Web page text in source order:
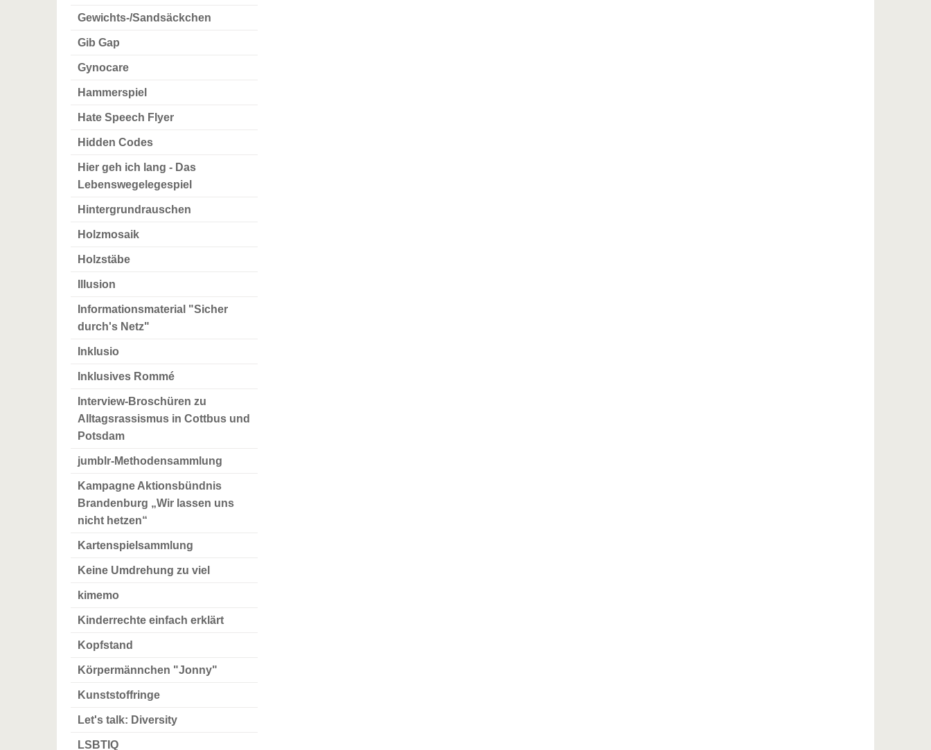
Gewichts-/Sandsäckchen
Gib Gap
Gynocare
Hammerspiel
Hate Speech Flyer
Hidden Codes
Hier geh ich lang - Das
Lebenswegelegespiel
Hintergrundrauschen
Holzmosaik
Holzstäbe
Illusion
Informationsmaterial "Sicher
durch's Netz"
Inklusio
Inklusives Rommé
Interview-Broschüren zu
Alltagsrassismus in Cottbus und
Potsdam
jumblr-Methodensammlung
Kampagne Aktionsbündnis
Brandenburg „Wir lassen uns
nicht hetzen“
Kartenspielsammlung
Keine Umdrehung zu viel
kimemo
Kinderrechte einfach erklärt
Kopfstand
Körpermännchen "Jonny"
Kunststoffringe
Let's talk: Diversity
LSBTIQ